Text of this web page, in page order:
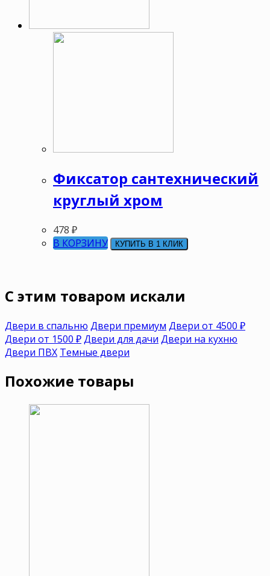
Фиксатор сантехнический
круглый хром
478 ₽
В КОРЗИНУ
КУПИТЬ В 1 КЛИК
C этим товаром искали
Двери в спальню Двери премиум Двери от 4500 ₽
Двери от 1500 ₽Двери для дачи Двери на кухню
Двери ПВХ Темные двери
Похожие товары